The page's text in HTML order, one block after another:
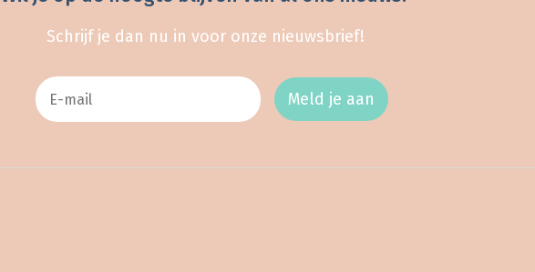
Schrijf je dan nu in voor onze nieuwsbrief!
Meld je aan